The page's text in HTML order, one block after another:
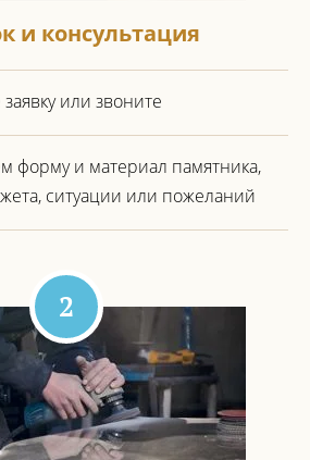
и консультация
или звоните
форму и материал памятника,
ситуации или пожеланий
2